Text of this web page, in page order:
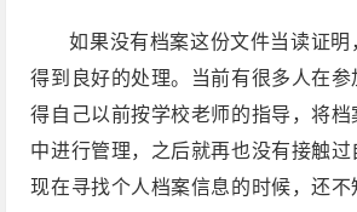
如果没有档案这份文件当读证
得到良好的处理。当前有很多人在
得自己以前按学校老师的指导，将档
中进行管理，之后就再也没有接触过
现在寻找个人档案信息的时候，还